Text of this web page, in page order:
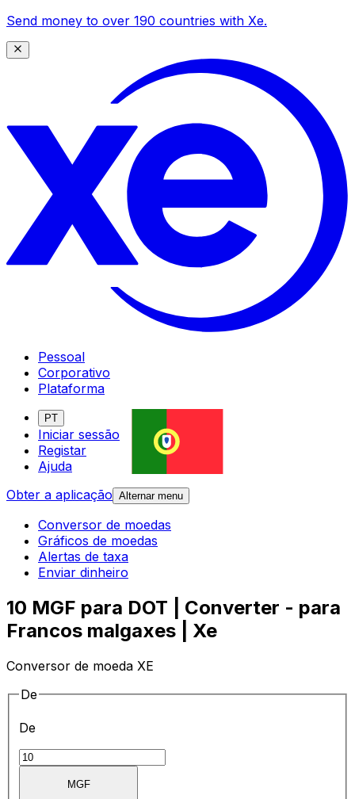
Send money to over 190 countries with Xe.
Pessoal
Corporativo
Plataforma
PT
Iniciar sessão
Registar
Ajuda
Obter a aplicação Alternar menu
Conversor de moedas
Gráficos de moedas
Alertas de taxa
Enviar dinheiro
10 MGF para DOT | Converter - para
Francos malgaxes | Xe
Conversor de moeda XE
De
De
MGF